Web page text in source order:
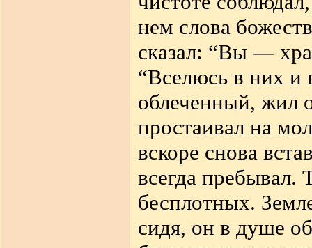
нем слова
сказал: “Вы —
“Вселюсь в них и
облеченный, жил
простаивал на
вскоре снова
всегда
бесплотных.
сидя, он в душе